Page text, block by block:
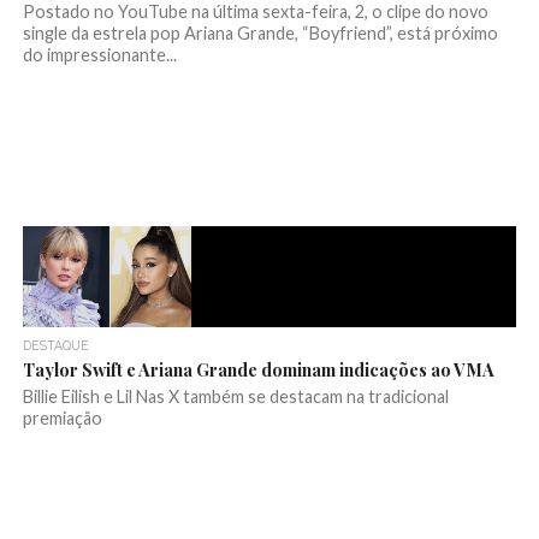
Postado no YouTube na última sexta-feira, 2, o clipe do novo
single da estrela pop Ariana Grande, “Boyfriend”, está próximo
do impressionante...
DESTAQUE
Taylor Swift e Ariana Grande dominam indicações ao VMA
Billie Eilish e Lil Nas X também se destacam na tradicional
premiação